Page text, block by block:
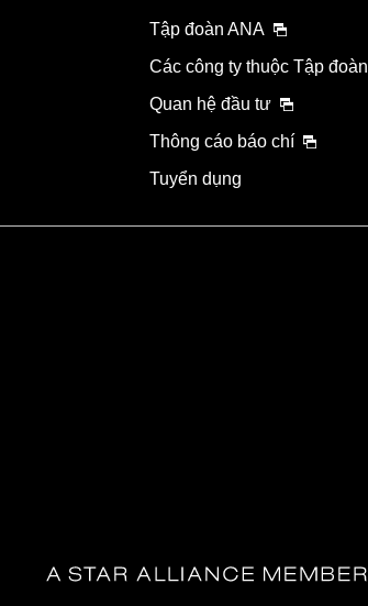
Tập đoàn ANA
Các công ty thuộc Tập đoàn
Quan hệ đầu tư
Thông cáo báo chí
Tuyển dụng